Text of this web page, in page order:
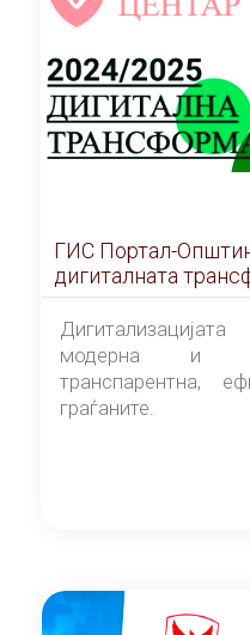
ГИС Портал-
дигиталната
модерна и
транспарентна,
граѓаните.